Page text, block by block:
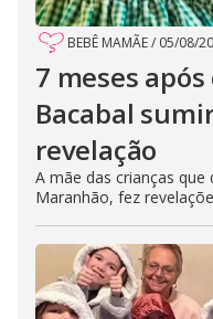
BEBÊ MAMÃE/ 05/08/
7 meses
Bacabal
revelação
A mãe das crianças
Maranhão, fez